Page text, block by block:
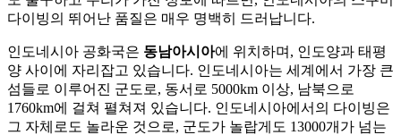
다이빙의 뛰어난 품질은 매우 명백히 드러납니다.
인도네시아 공화국은 동남아시아에 위치하며, 인도양과 태평
양 사이에 자리잡고 있습니다. 인도네시아는 세계에서 가장 큰
섬들로 이루어진 군도로, 동서로 5000km 이상, 남북으로
1760km에 걸쳐 펼쳐져 있습니다. 인도네시아에서의 다이빙은
그 자체로도 놀라운 것으로, 군도가 놀랍게도 13000개가 넘는